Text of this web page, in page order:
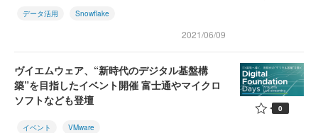
データ活用 Snowflake
2021/06/09
ヴイエムウェア、“新時代のデジタル基盤構
築”を目指したイベント開催 富士通やマイクロ
ソフトなども登壇
イベント VMware
0